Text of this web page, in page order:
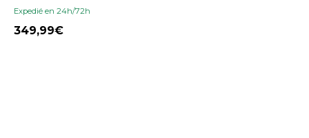
Expedié en 24h/72h
349,99